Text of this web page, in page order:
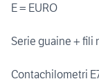
E = EURO
Serie guaine + fili
Contachilometri